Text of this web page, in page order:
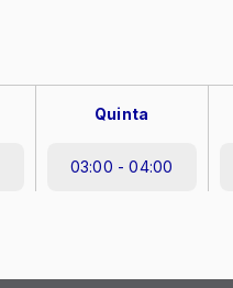
Quinta
03:00 - 04:00